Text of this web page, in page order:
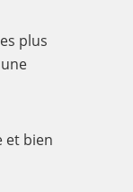
plus
et bien